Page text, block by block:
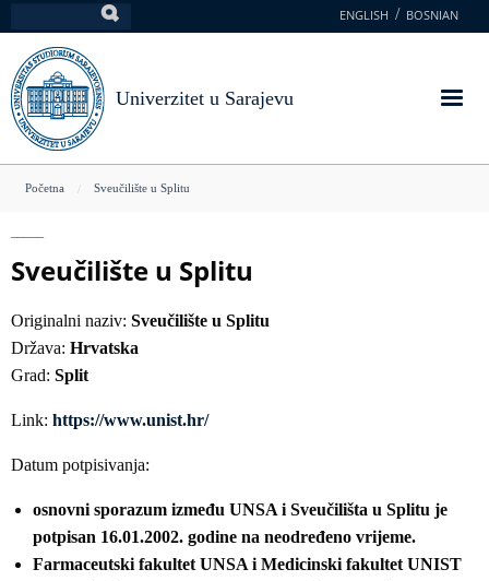
na
glavni
sadržaj
ENGLISH BOSNIAN
Univerzitet u Sarajevu
You
here
Početna Sveučilište u Splitu
Sveučilište u Splitu
Originalni naziv: Sveučilište u Splitu
Država: Hrvatska
Grad: Split
Link: https://www.unist.hr/
Datum potpisivanja:
osnovni sporazum između UNSA i Sveučilišta u Splitu je
potpisan 16.01.2002. godine na neodređeno vrijeme.
Farmaceutski fakultet UNSA i Medicinski fakultet UNIST